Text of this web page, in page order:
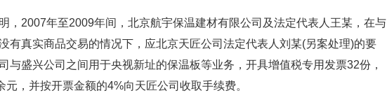
，2007年至2009年间，北京航宇保温建材有限公司及法定代表人王某，在与
有真实商品交易的情况下，应北京天匠公司法定代表人刘某(另案处理)的要
与盛兴公司之间用于央视新址的保温板等业务，开具增值税专用发票32份，
元，并按开票金额的4%向天匠公司收取手续费。